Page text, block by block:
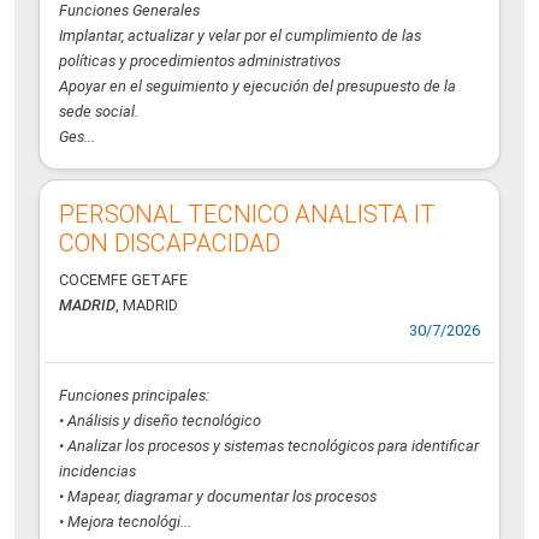
Funciones Generales
Implantar, actualizar y velar por el cumplimiento de las
políticas y procedimientos administrativos
Apoyar en el seguimiento y ejecución del presupuesto de la
sede social.
Ges...
PERSONAL TECNICO ANALISTA IT
CON DISCAPACIDAD
COCEMFE GETAFE
MADRID, MADRID
30/7/2026
Funciones principales:
• Análisis y diseño tecnológico
• Analizar los procesos y sistemas tecnológicos para identificar
incidencias
• Mapear, diagramar y documentar los procesos
• Mejora tecnológi...